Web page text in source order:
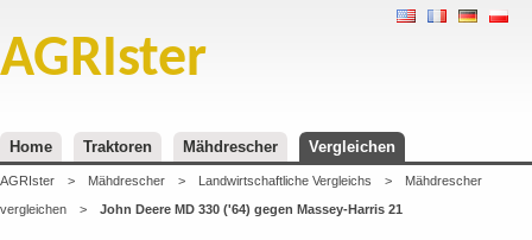
AGRIster
Home Traktoren Mähdrescher Vergleichen
AGRIster > Mähdrescher > Landwirtschaftliche Vergleichs >
Mähdrescher
vergleichen
> John Deere MD 330 ('64) gegen Massey-Harris 21